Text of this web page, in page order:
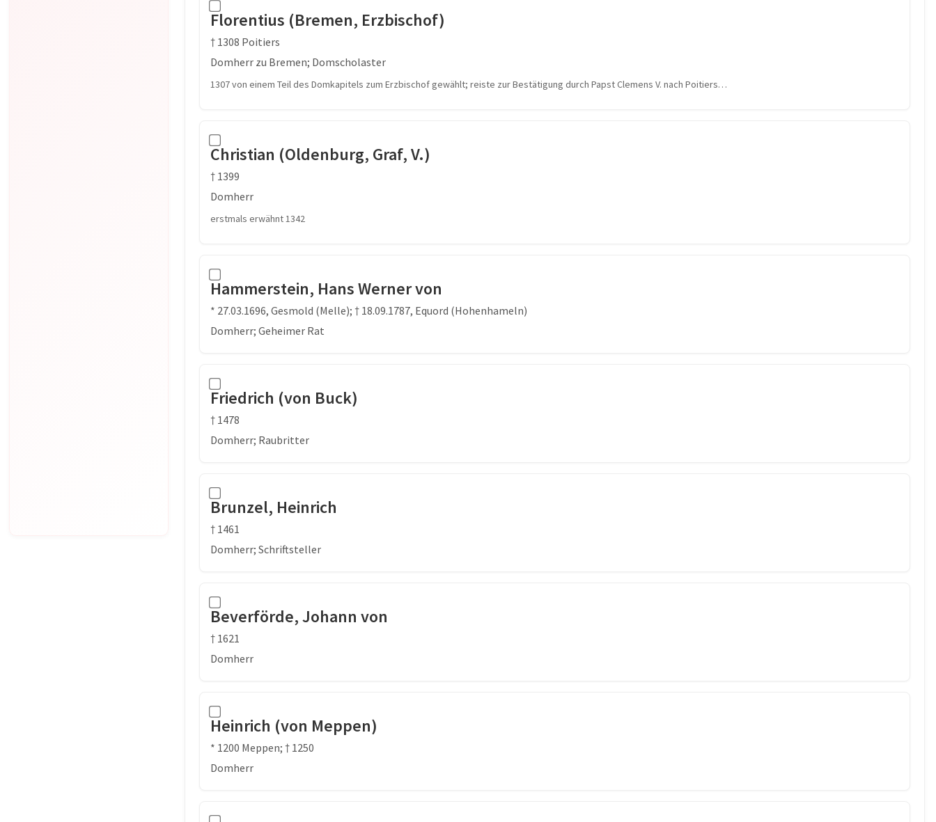
Florentius (Bremen, Erzbischof)
† 1308 Poitiers
Domherr zu Bremen; Domscholaster
1307 von einem Teil des Domkapitels zum Erzbischof gewählt; reiste zur Bestätigung durch Papst Clemens V. nach Poitiers…
Christian (Oldenburg, Graf, V.)
† 1399
Domherr
erstmals erwähnt 1342
Hammerstein, Hans Werner von
* 27.03.1696, Gesmold (Melle); † 18.09.1787, Equord (Hohenhameln)
Domherr; Geheimer Rat
Friedrich (von Buck)
† 1478
Domherr; Raubritter
Brunzel, Heinrich
† 1461
Domherr; Schriftsteller
Beverförde, Johann von
† 1621
Domherr
Heinrich (von Meppen)
* 1200 Meppen; † 1250
Domherr